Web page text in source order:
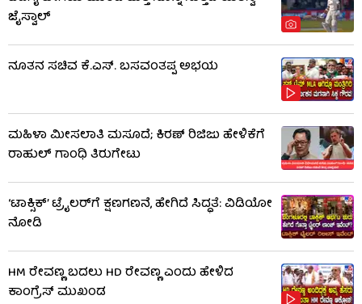
ಜೈಸ್ವಾಲ್
ನೂತನ ಸಚಿವ ಕೆ.ಎಸ್. ಬಸವಂತಪ್ಪ ಅಭಯ
ಮಹಿಳಾ ಮೀಸಲಾತಿ ಮಸೂದೆ; ಕಿರಣ್ ರಿಜಿಜು ಹೇಳಿಕೆಗೆ
ರಾಹುಲ್ ಗಾಂಧಿ ತಿರುಗೇಟು
‘ಟಾಕ್ಸಿಕ್’ ಟ್ರೈಲರ್​​ಗೆ ಕ್ಷಣಗಣನೆ, ಹೇಗಿದೆ ಸಿದ್ಧತೆ: ವಿಡಿಯೋ
ನೋಡಿ
HM ರೇವಣ್ಣ ಬದಲು HD ರೇವಣ್ಣ ಎಂದು ಹೇಳಿದ
ಕಾಂಗ್ರೆಸ್ ಮುಖಂಡ